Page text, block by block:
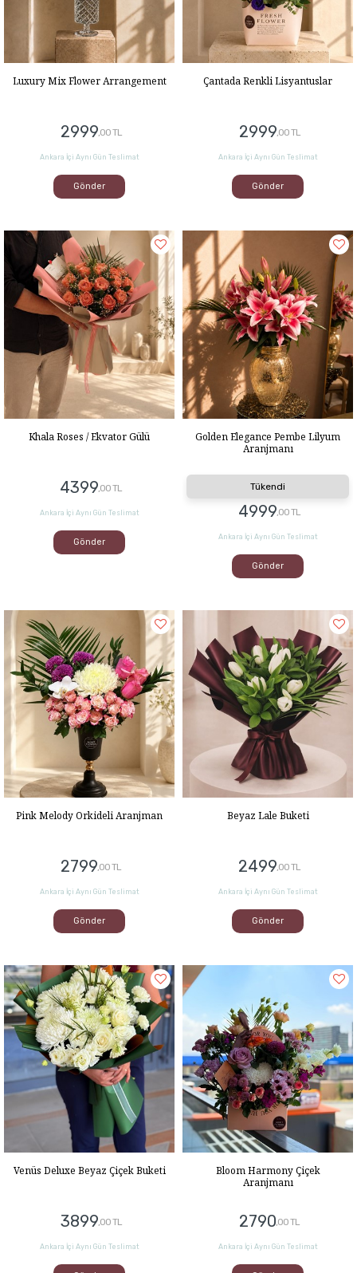
Luxury Mix Flower Arrangement
2999,00 TL
Ankara İçi Aynı Gün Teslimat
Gönder
Çantada Renkli Lisyantuslar
2999,00 TL
Ankara İçi Aynı Gün Teslimat
Gönder
Khala Roses / Ekvator Gülü
4399,00 TL
Ankara İçi Aynı Gün Teslimat
Gönder
Golden Elegance Pembe Lilyum
Aranjmanı
Tükendi
4999,00 TL
Ankara İçi Aynı Gün Teslimat
Gönder
Pink Melody Orkideli Aranjman
2799,00 TL
Ankara İçi Aynı Gün Teslimat
Gönder
Beyaz Lale Buketi
2499,00 TL
Ankara İçi Aynı Gün Teslimat
Gönder
Venüs Deluxe Beyaz Çiçek Buketi
3899,00 TL
Ankara İçi Aynı Gün Teslimat
Bloom Harmony Çiçek
Aranjmanı
2790,00 TL
Ankara İçi Aynı Gün Teslimat